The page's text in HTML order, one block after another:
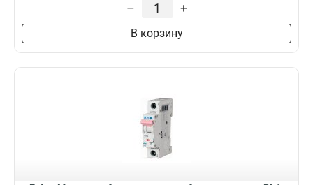
– +
В корзину